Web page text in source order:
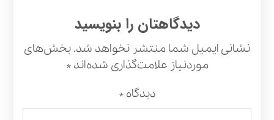
دیدگاهتان را بنویسید
نشانی ایمیل شما منتشر نخواهد شد.بخش‌های
موردنیاز علامت‌گذاری شده‌اند*
دیدگاه*